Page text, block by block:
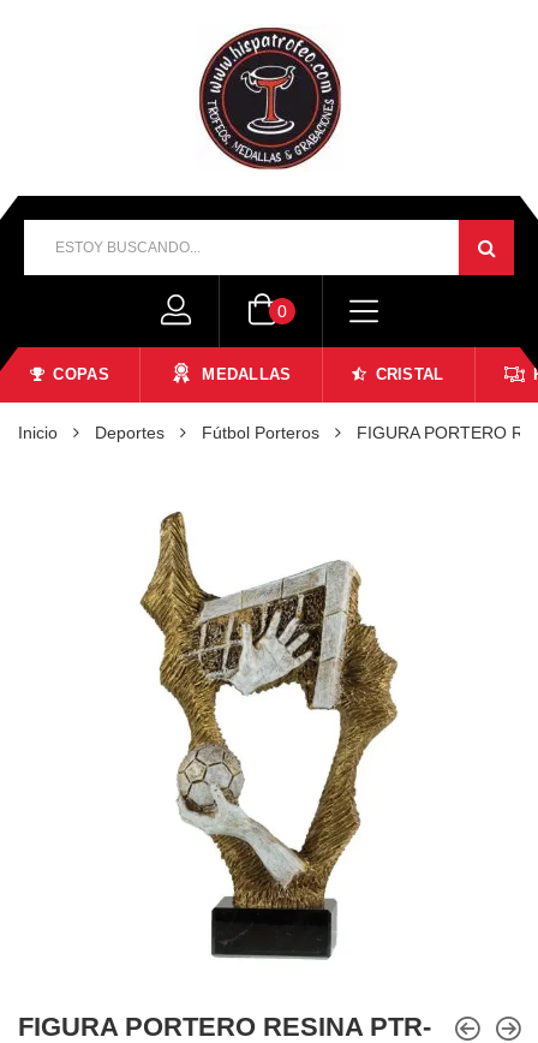
0
COPAS MEDALLAS CRISTAL
Inicio Deportes Fútbol Porteros FIGURA PORTERO
FIGURA PORTERO RESINA PTR-